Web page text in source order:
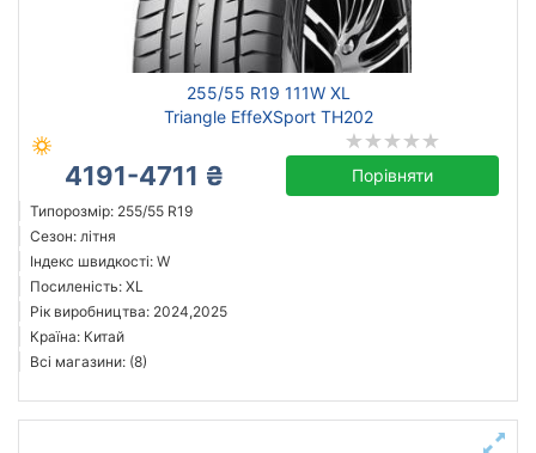
255/55 R19 111W XL
Triangle EffeXSport TH202
4191-4711 ₴ Порівняти
Типорозмір: 255/55 R19
Сезон: літня
Індекс швидкості: W
Посиленість: XL
Рік виробництва: 2024,2025
Країна: Китай
Всі магазини: (8)